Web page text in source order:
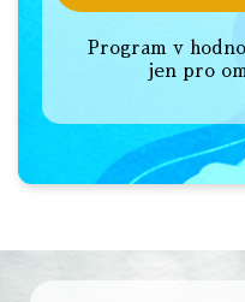
Program v
jen pro